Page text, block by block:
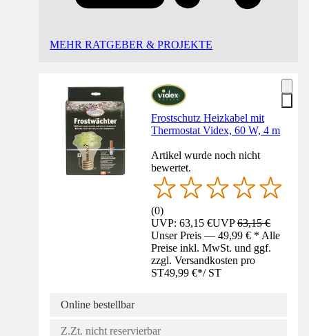
MEHR RATGEBER & PROJEKTE
Frostschutz Heizkabel mit
Thermostat Videx, 60 W, 4 m
Artikel wurde noch nicht
bewertet.
(0)
UVP: 63,15 €UVP63,15 €
Unser Preis — 49,99 € * Alle
Preise inkl. MwSt. und ggf.
zzgl. Versandkosten pro
ST49,99 €*/ ST
Online bestellbar
Z.Zt. nicht reservierbar